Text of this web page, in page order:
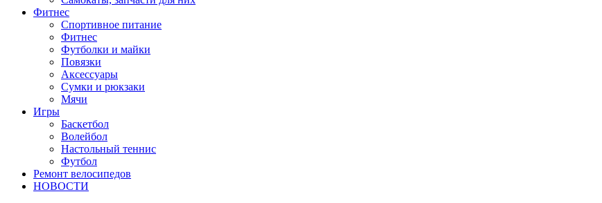
Фитнес
Спортивное питание
Фитнес
Футболки и майки
Повязки
Аксессуары
Сумки и рюкзаки
Мячи
Игры
Баскетбол
Волейбол
Настольный теннис
Футбол
Ремонт велосипедов
НОВОСТИ